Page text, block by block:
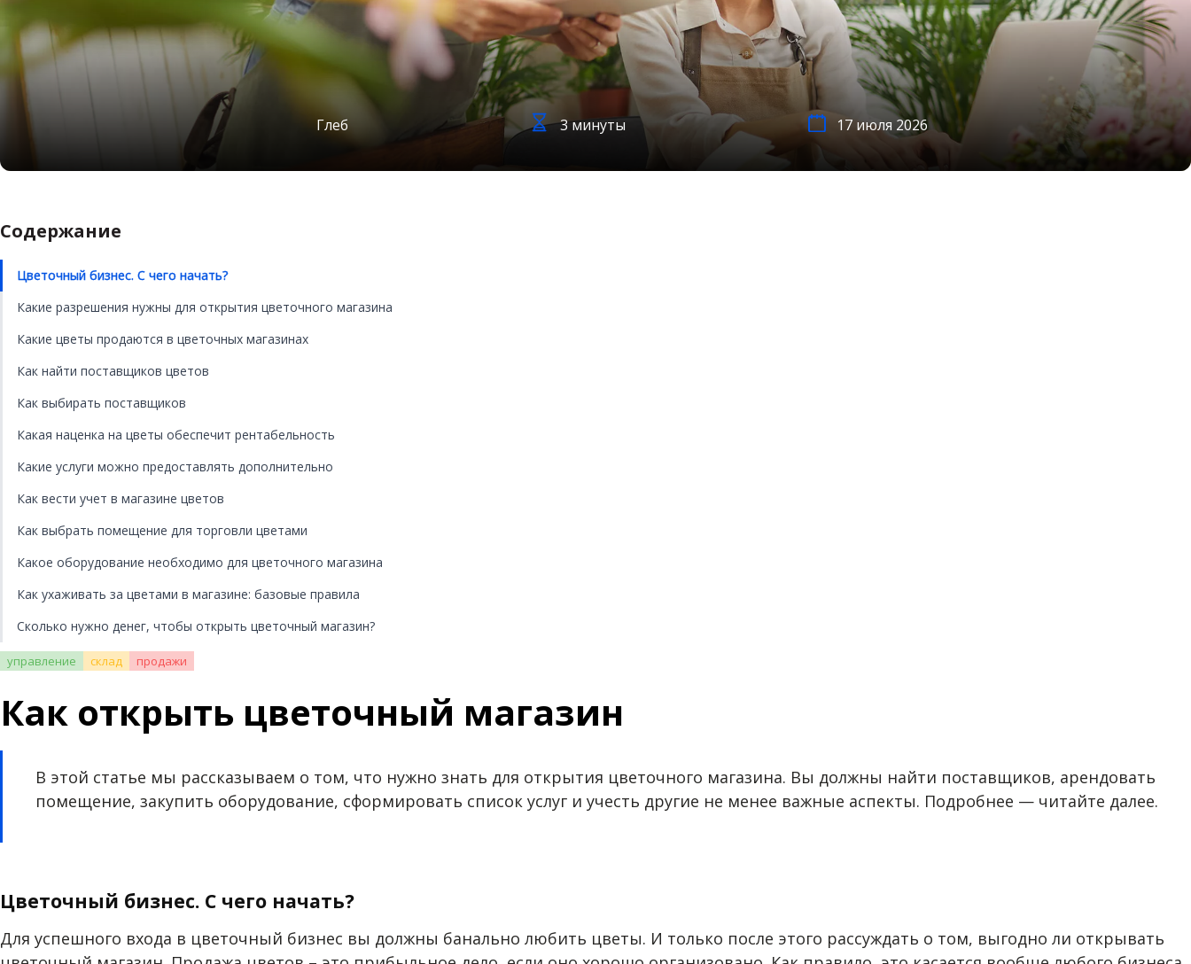
Глеб 3 минуты 17 июля 2026
Содержание
Цветочный бизнес. С чего начать?
Какие разрешения нужны для открытия цветочного магазина
Какие цветы продаются в цветочных магазинах
Как найти поставщиков цветов
Как выбирать поставщиков
Какая наценка на цветы обеспечит рентабельность
Какие услуги можно предоставлять дополнительно
Как вести учет в магазине цветов
Как выбрать помещение для торговли цветами
Какое оборудование необходимо для цветочного магазина
Как ухаживать за цветами в магазине: базовые правила
Сколько нужно денег, чтобы открыть цветочный магазин?
управление склад продажи
Как открыть цветочный магазин
В этой статье мы рассказываем о том, что нужно знать для открытия цветочного магазина. Вы должны найти поставщиков, арендовать
помещение, закупить оборудование, сформировать список услуг и учесть другие не менее важные аспекты. Подробнее — читайте далее.
Цветочный бизнес. С чего начать?
Для успешного входа в цветочный бизнес вы должны банально любить цветы. И только после этого рассуждать о том, выгодно ли открывать